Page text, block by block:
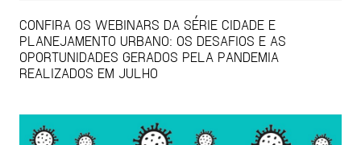
CONFIRA OS WEBINARS DA SÉRIE CIDADE E
PLANEJAMENTO URBANO: OS DESAFIOS E AS
OPORTUNIDADES GERADOS PELA PANDEMIA
REALIZADOS EM JULHO